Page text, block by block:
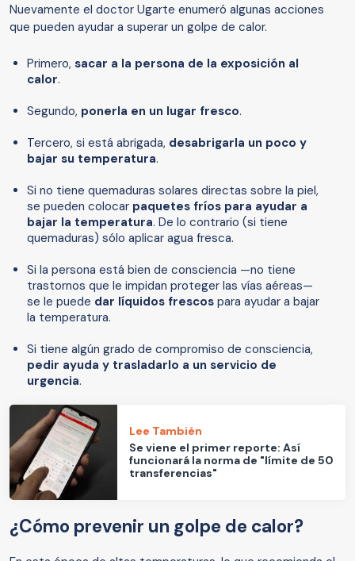
Nuevamente el doctor Ugarte enumeró algunas acciones
que pueden ayudar a superar un golpe de calor.
Primero, sacar a la persona de la exposición al
calor.
Segundo, ponerla en un lugar fresco.
Tercero, si está abrigada, desabrigarla un poco y
bajar su temperatura.
Si no tiene quemaduras solares directas sobre la piel,
se pueden colocar paquetes fríos para ayudar a
bajar la temperatura. De lo contrario (si tiene
quemaduras) sólo aplicar agua fresca.
Si la persona está bien de consciencia —no tiene
trastornos que le impidan proteger las vías aéreas—
se le puede dar líquidos frescos para ayudar a bajar
la temperatura.
Si tiene algún grado de compromiso de consciencia,
pedir ayuda y trasladarlo a un servicio de
urgencia.
Lee También
Se viene el primer reporte: Así
funcionará la norma de "límite de 50
transferencias"
¿Cómo prevenir un golpe de calor?